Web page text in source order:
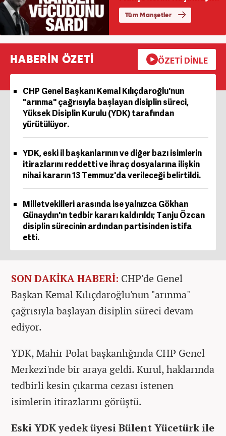
HABERİN ÖZETİ ÖZETİ DİNLE
CHP Genel Başkanı Kemal Kılıçdaroğlu'nun
"arınma" çağrısıyla başlayan disiplin süreci,
Yüksek Disiplin Kurulu (YDK) tarafından
yürütülüyor.
YDK, eski il başkanlarının ve diğer bazı isimlerin
itirazlarını reddetti ve ihraç dosyalarına ilişkin
nihai kararın 13 Temmuz'da verileceği belirtildi.
Milletvekilleri arasında ise yalnızca Gökhan
Günaydın'ın tedbir kararı kaldırıldı; Tanju Özcan
disiplin sürecinin ardından partisinden istifa
etti.
SON DAKİKA HABERİ: CHP'de Genel
Başkan Kemal Kılıçdaroğlu'nun "arınma"
çağrısıyla başlayan disiplin süreci devam
ediyor.
YDK, Mahir Polat başkanlığında CHP Genel
Merkezi'nde bir araya geldi. Kurul, haklarında
tedbirli kesin çıkarma cezası istenen
isimlerin itirazlarını görüştü.
Eski YDK yedek üyesi Bülent Yücetürk ile